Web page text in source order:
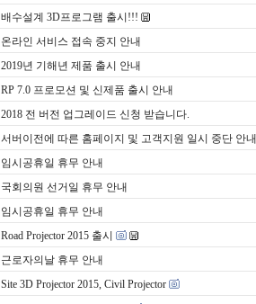
배수설계 3D프로그램 출시!!!
온라인 서비스 접속 중지 안내
2019년 기해년 제품 출시 안내
RP 7.0 프로모션 및 신제품 출시 안내
2018 전 버전 업그레이드 신청 받습니다.
서버이전에 따른 홈페이지 및 고객지원 일시 중단 안내
임시공휴일 휴무 안내
국회의원 선거일 휴무 안내
임시공휴일 휴무 안내
Road Projector 2015 출시
근로자의날 휴무 안내
Site 3D Projector 2015, Civil Projector